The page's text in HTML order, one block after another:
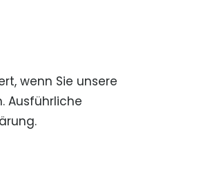
wenn Sie unsere
Ausführliche